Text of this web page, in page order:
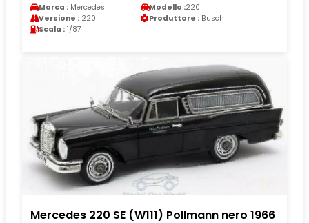
Marca : Mercedes Modello :220
Versione : 220 Produttore : Busch
Scala : 1/87
Mercedes 220 SE (W111) Pollmann nero 1966